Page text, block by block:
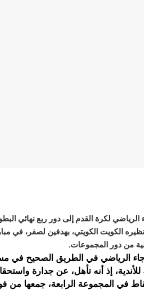
الرياضي لكرة القدم إلى دور ربع نهائي
من دور المجموعات.
الرياضي في الطريق الصحيح في
للأندية، إذ أنه تأهل، عن جدارة
إلى 6 نقاط في المجموعة الرابعة،